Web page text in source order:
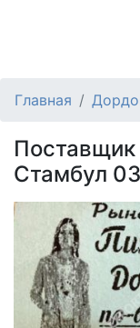
Главная
Стамбул 03